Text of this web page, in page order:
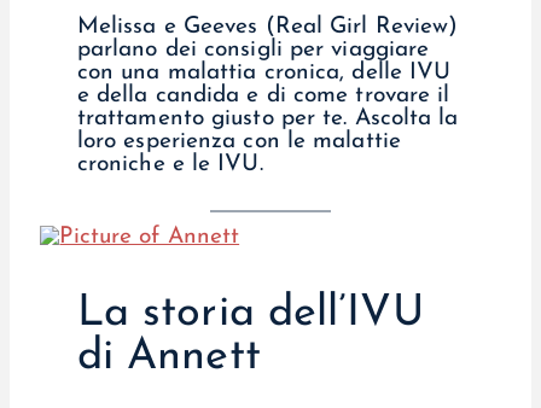
Melissa e Geeves (Real Girl Review)
parlano dei consigli per viaggiare
con una malattia cronica, delle IVU
e della candida e di come trovare il
trattamento giusto per te. Ascolta la
loro esperienza con le malattie
croniche e le IVU.
La storia dell’IVU
di Annett